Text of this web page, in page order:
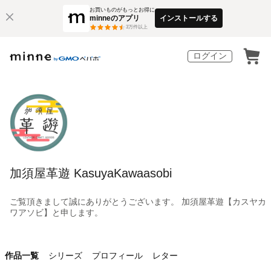
お買いものがもっとお得に
minneのアプリ
3万件以上
インストールする
ログイン
加須屋革遊 KasuyaKawaasobi
ご覧頂きまして誠にありがとうございます。 加須屋革遊【カスヤカ
ワアソビ】と申します。
作品一覧 シリーズ プロフィール レター